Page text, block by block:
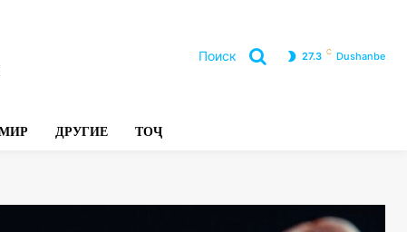
Поиск 27.3 C Dushanbe
ДРУГИЕ ТОҶ